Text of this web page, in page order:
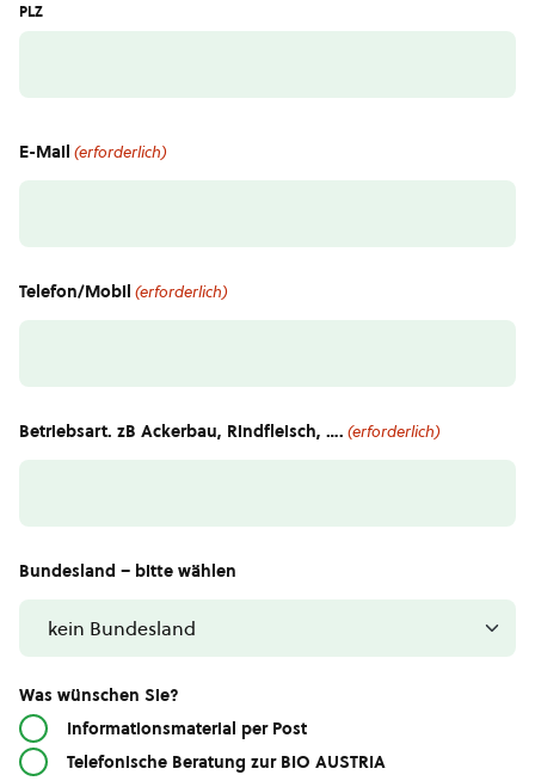
PLZ
E-Mail (erforderlich)
Telefon/Mobil (erforderlich)
Betriebsart. zB Ackerbau, Rindfleisch, …. (erforderlich)
Bundesland – bitte wählen
Was wünschen Sie?
Informationsmaterial per Post
Telefonische Beratung zur BIO AUSTRIA